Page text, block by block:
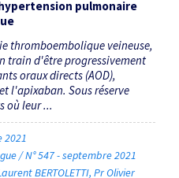
pulmonaire
thromboembolique veineuse,
train d'être progressivement
oraux directs (AOD),
l'apixaban. Sous réserve
où leur ...
2021
/ N° 547 - septembre 2021
BERTOLETTI Pr Olivier